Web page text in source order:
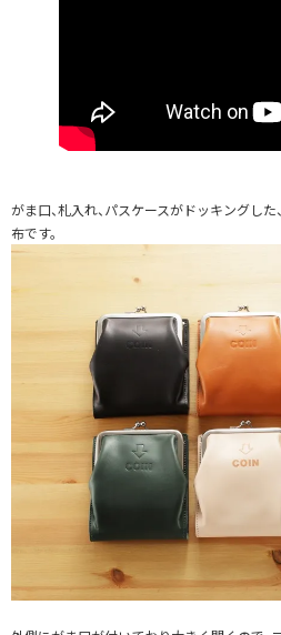
がま口、札入れ、パスケースがドッキングし
布です。